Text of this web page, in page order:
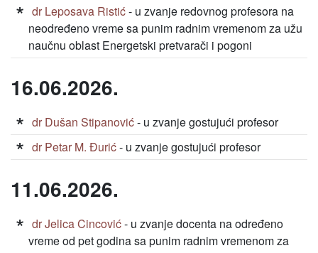
dr Leposava Ristić- u zvanje redovnog profesora na
neodređeno vreme sa punim radnim vremenom za užu
naučnu oblast Energetski pretvarači i pogoni
16.06.2026.
dr Dušan Stipanović- u zvanje gostujući profesor
dr Petar M. Đurić- u zvanje gostujući profesor
11.06.2026.
dr Jelica Cincović- u zvanje docenta na određeno
vreme od pet godina sa punim radnim vremenom za